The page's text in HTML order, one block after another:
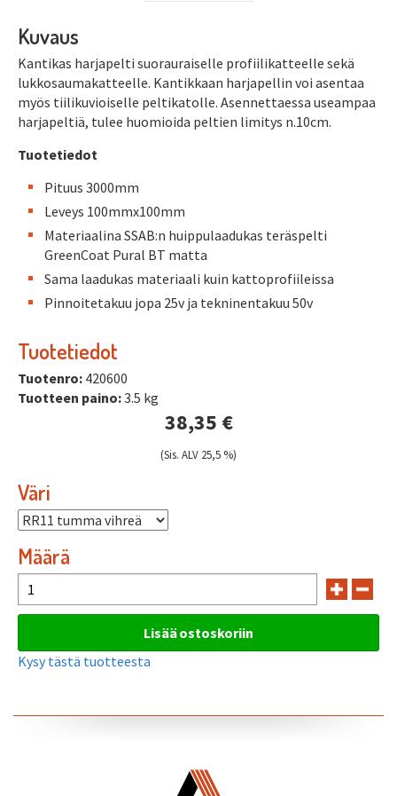
Kuvaus
Kantikas harjapelti suorauraiselle profiilikatteelle sekä
lukkosaumakatteelle. Kantikkaan harjapellin voi asentaa
myös tiilikuvioiselle peltikatolle. Asennettaessa useampaa
harjapeltiä, tulee huomioida peltien limitys n.10cm.
Tuotetiedot
Pituus 3000mm
Leveys 100mmx100mm
Materiaalina SSAB:n huippulaadukas teräspelti
GreenCoat Pural BT matta
Sama laadukas materiaali kuin kattoprofiileissa
Pinnoitetakuu jopa 25v ja tekninentakuu 50v
Tuotetiedot
Tuotenro: 420600
Tuotteen paino:3.5 kg
38,35 €
(Sis. ALV 25,5 %)
Väri
Määrä
Kysy tästä tuotteesta